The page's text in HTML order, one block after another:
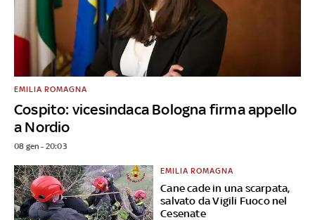
Cospito: vicesindaca Bologna firma appello
a Nordio
EMILIA ROMAGNA
08 gen - 20:03
Cane cade in una scarpata,
salvato da Vigili Fuoco nel
Cesenate
EMILIA ROMAGNA